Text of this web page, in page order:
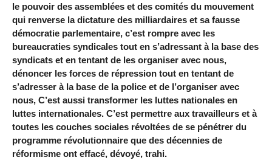
le pouvoir des assemblées et des comités du mouvement
qui renverse la dictature des milliardaires et sa fausse
démocratie parlementaire, c’est rompre avec les
bureaucraties syndicales tout en s’adressant à la base des
syndicats et en tentant de les organiser avec nous,
dénoncer les forces de répression tout en tentant de
s’adresser à la base de la police et de l’organiser avec
nous, C’est aussi transformer les luttes nationales en
luttes internationales. C’est permettre aux travailleurs et à
toutes les couches sociales révoltées de se pénétrer du
programme révolutionnaire que des décennies de
réformisme ont effacé, dévoyé, trahi.